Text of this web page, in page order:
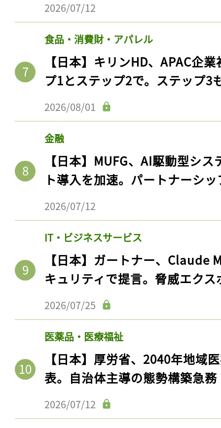
2026/07/12
食品・消費財・アパレル
【日本】キリンHD、APAC企
プ1とステップ2で。ステップ3
2026/08/01
金融
【日本】MUFG、AI駆動型シ
ト導入を加速。パートナーシ
2026/07/12
IT・ビジネスサービス
【日本】ガートナー、Claude
キュリティで提言。脅威エク
2026/07/25
医薬品・医療福祉
【日本】厚労省、2040年地域
表。自治体主導の態勢構築急務
2026/07/12
会員登録